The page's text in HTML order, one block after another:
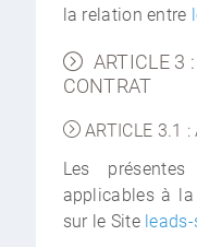
la relation entre
ARTICLE 3
CONTRAT
ARTICLE 3.1
Les
applicables à
sur le Site